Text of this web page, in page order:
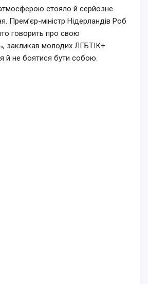
стояло й серйозне
Прем’єр-міністр Нідерландів Роб
говорить про свою
закликав молодих ЛГБТІК+
й не боятися бути собою.